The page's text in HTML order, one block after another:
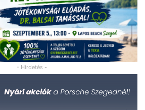
- Hirdetés -